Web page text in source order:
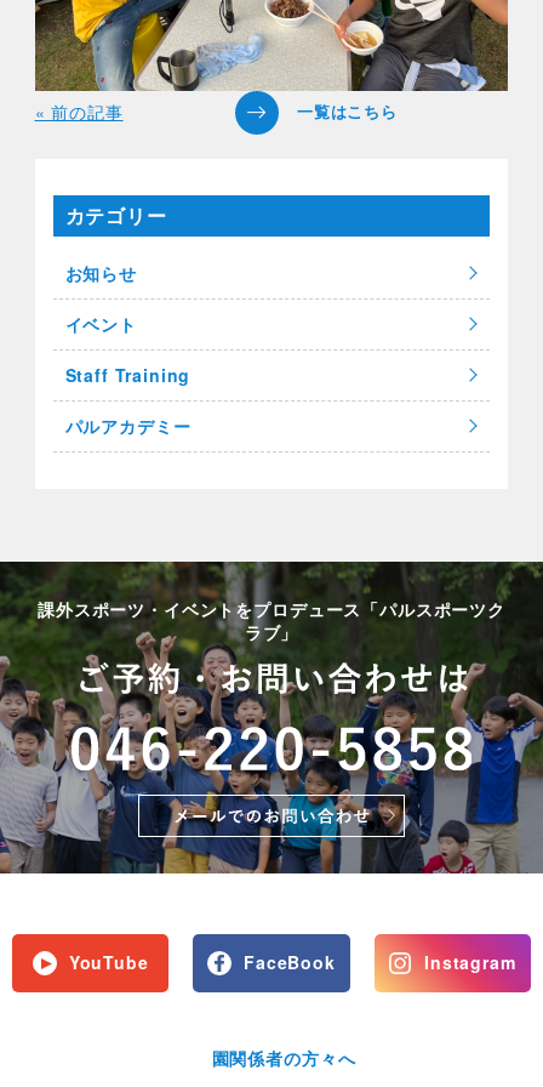
« 前の記事
カテゴリー
お知らせ
イベント
Staff Training
パルアカデミー
課外スポーツ・イベントをプロデュース「パルスポーツク
ラブ」
YouTube FaceBook Instagram
園関係者の方々へ